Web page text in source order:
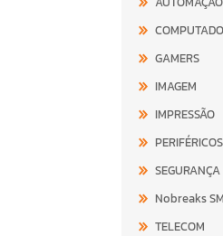
GAMERS
IMAGEM
IMPRESSÃO
PERIFÉRICOS
SEGURANÇA
Nobreaks
TELECOM